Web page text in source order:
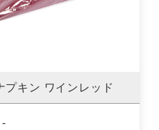
プキン ワインレッド
-